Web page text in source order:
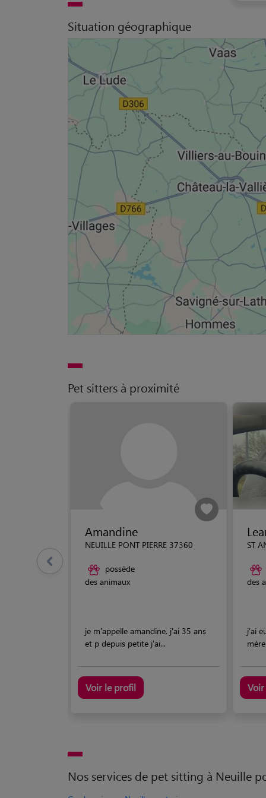
Situation géographique
Pet sitters à proximité
Amandine
NEUILLE PONT PIERRE 37360
possède
des animaux
je m'appelle amandine, j'ai 35 ans
et p depuis petite j'ai...
Voir le profil
ST
des
j'ai
Nos services de pet sitting à Neuille